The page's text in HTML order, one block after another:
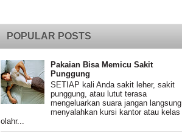
POPULAR POSTS
Pakaian Bisa Memicu Sakit
Punggung
SETIAP kali Anda sakit leher, sakit
punggung, atau lutut terasa
mengeluarkan suara jangan langsung
menyalahkan kursi kantor atau kelas
olahr...